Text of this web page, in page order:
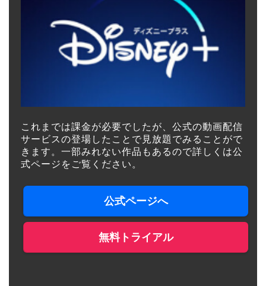
これまでは課金が必要でしたが、公式の動画配信
サービスの登場したことで見放題でみることがで
きます。一部みれない作品もあるので詳しくは公
式ページをご覧ください。
公式ページへ
無料トライアル